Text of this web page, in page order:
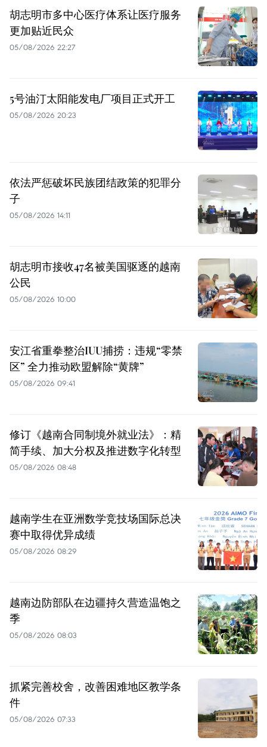
胡志明市多中心医疗体系让医疗服务
更加贴近民众
05/08/2026 22:27
5号油汀太阳能发电厂项目正式开工
05/08/2026 20:23
依法严惩破坏民族团结政策的犯罪分
子
05/08/2026 14:11
胡志明市接收47名被美国驱逐的越南
公民
05/08/2026 10:00
安江省重拳整治IUU捕捞：违规“零禁
区” 全力推动欧盟解除“黄牌”
05/08/2026 09:41
修订《越南合同制境外就业法》：精
简手续、加大分权及推进数字化转型
05/08/2026 08:48
越南学生在亚洲数学竞技场国际总决
赛中取得优异成绩
05/08/2026 08:29
越南边防部队在边疆持久营造温饱之
季
05/08/2026 08:03
抓紧完善校舍，改善困难地区教学条
件
05/08/2026 07:33